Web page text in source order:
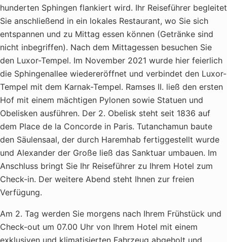
hunderten Sphingen flankiert wird. Ihr Reiseführer begleitet
Sie anschließend in ein lokales Restaurant, wo Sie sich
entspannen und zu Mittag essen können (Getränke sind
nicht inbegriffen). Nach dem Mittagessen besuchen Sie
den Luxor-Tempel. Im November 2021 wurde hier feierlich
die Sphingenallee wiedereröffnet und verbindet den Luxor-
Tempel mit dem Karnak-Tempel. Ramses II. ließ den ersten
Hof mit einem mächtigen Pylonen sowie Statuen und
Obelisken ausführen. Der 2. Obelisk steht seit 1836 auf
dem Place de la Concorde in Paris. Tutanchamun baute
den Säulensaal, der durch Haremhab fertiggestellt wurde
und Alexander der Große ließ das Sanktuar umbauen. Im
Anschluss bringt Sie Ihr Reiseführer zu Ihrem Hotel zum
Check-in. Der weitere Abend steht Ihnen zur freien
Verfügung.
Am 2. Tag werden Sie morgens nach Ihrem Frühstück und
Check-out um 07.00 Uhr von Ihrem Hotel mit einem
exklusiven und klimatisierten Fahrzeug abgeholt und